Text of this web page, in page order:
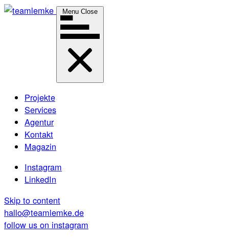
Menu Close
Projekte
Services
Agentur
Kontakt
Magazin
Instagram
LinkedIn
Skip to content
hallo@teamlemke.de
follow us on instagram